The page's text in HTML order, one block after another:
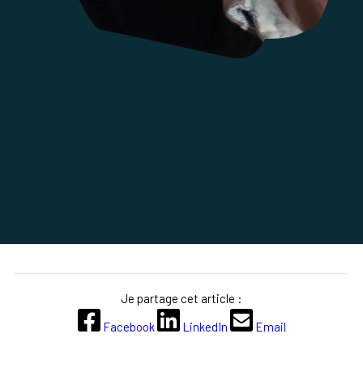
Je partage cet article :
Facebook
LinkedIn Email